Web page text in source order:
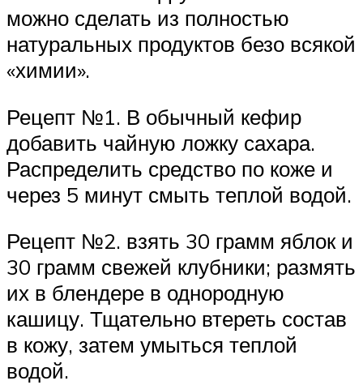
можно сделать из полностью
натуральных продуктов безо всякой
«химии».
Рецепт №1. В обычный кефир
добавить чайную ложку сахара.
Распределить средство по коже и
через 5 минут смыть теплой водой.
Рецепт №2. взять 30 грамм яблок и
30 грамм свежей клубники; размять
их в блендере в однородную
кашицу. Тщательно втереть состав
в кожу, затем умыться теплой
водой.